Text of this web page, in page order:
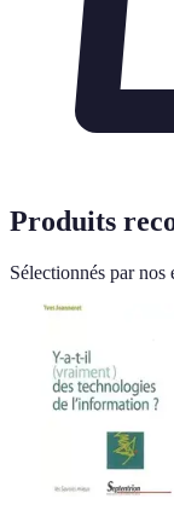
Produits
Sélectionnés par nos